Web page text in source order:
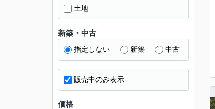
土地
新築・中古
指定しない 新築 中古
販売中のみ表示
価格